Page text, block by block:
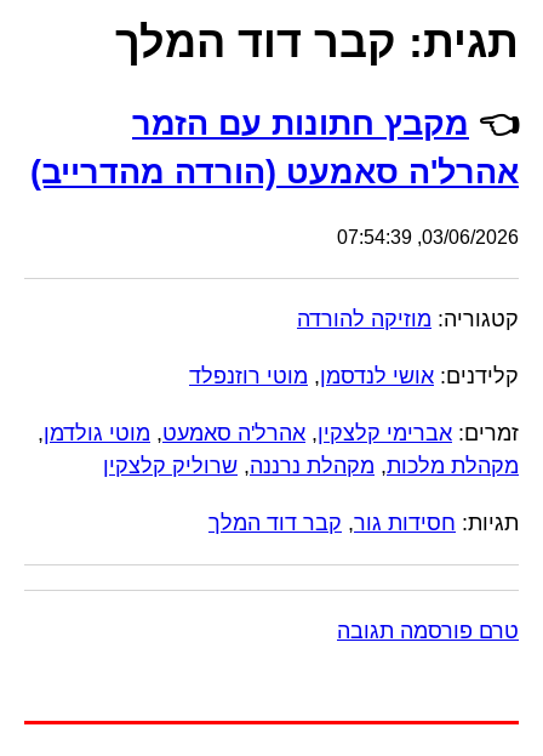
תגית: קבר דוד המלך
👈 מקבץ חתונות עם הזמר
אהרל'ה סאמעט (הורדה מהדרייב)
03/06/2026, 07:54:39
קטגוריה: מוזיקה להורדה
קלידנים: אושי לנדסמן, מוטי רוזנפלד
זמרים: אברימי קלצקין, אהרל'ה סאמעט, מוטי גולדמן,
מקהלת מלכות, מקהלת נרננה, שרוליק קלצקין
תגיות: חסידות גור, קבר דוד המלך
טרם פורסמה תגובה